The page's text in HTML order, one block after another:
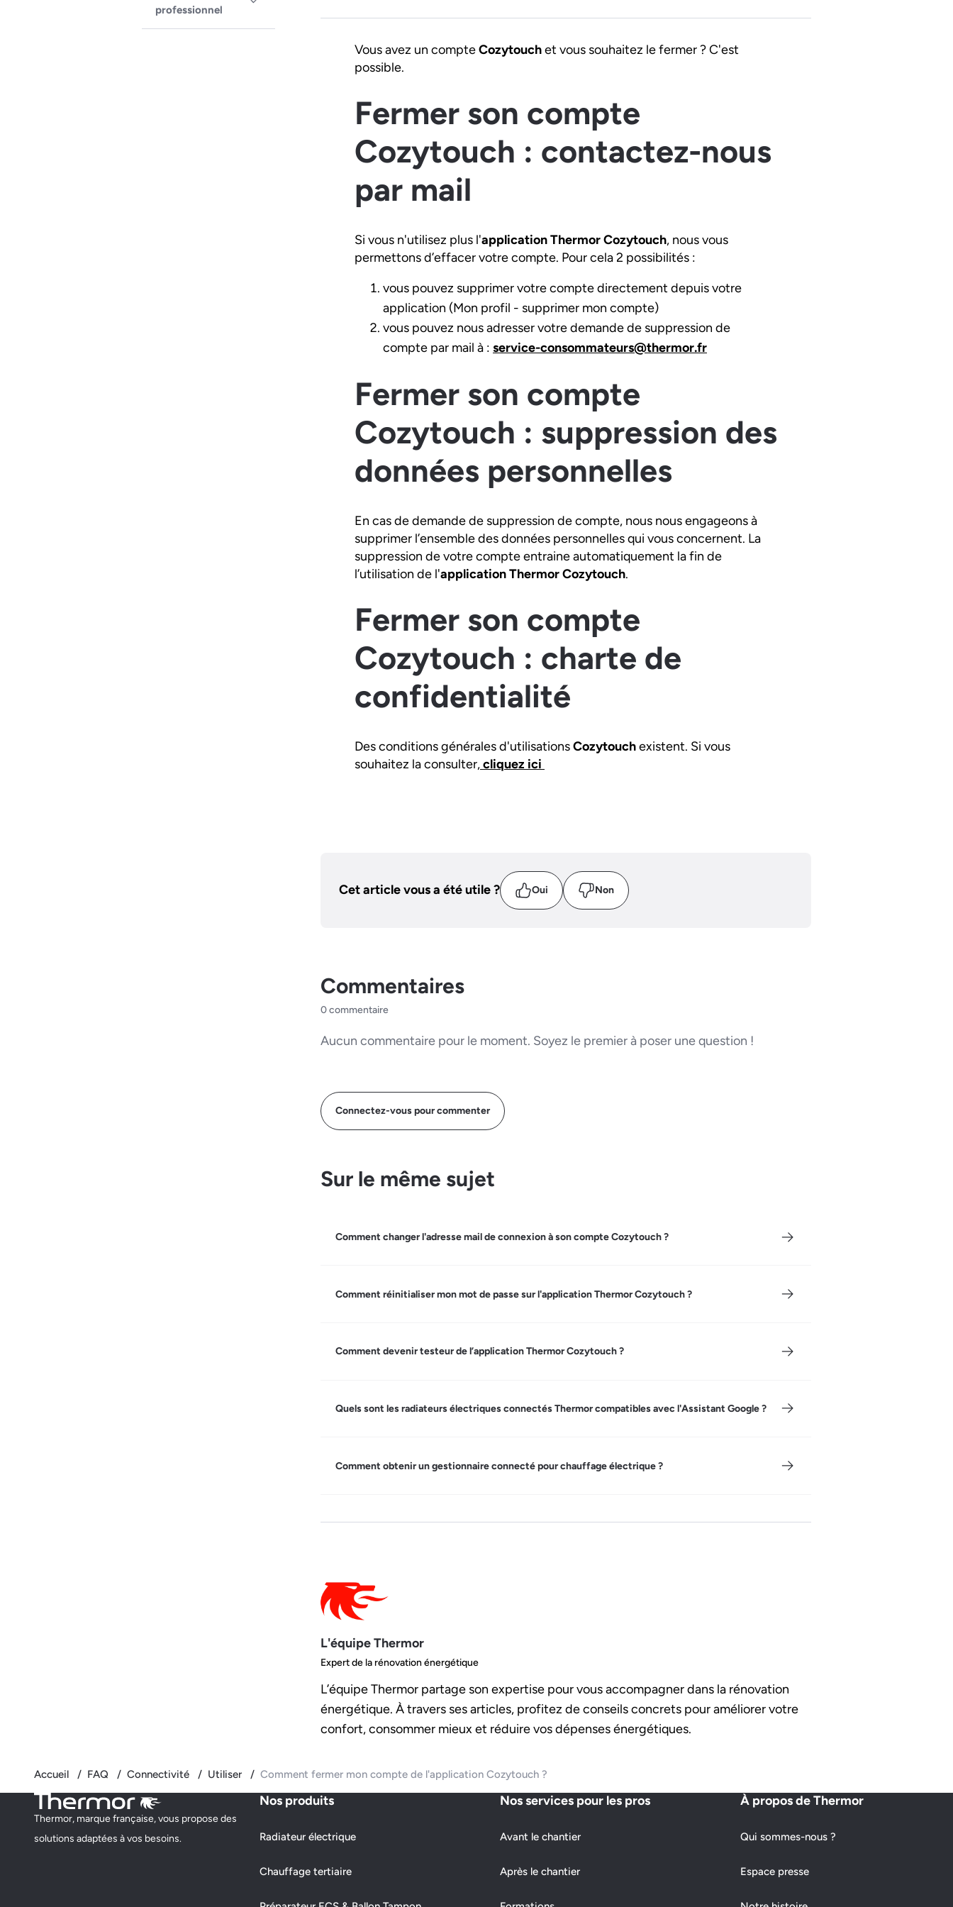
professionnel
Vous avez un compteCozytouchet vous souhaitez le fermer ? C'est
possible.
Fermer son compte
Cozytouch : contactez-nous
par mail
Si vous n'utilisez plus l'application Thermor Cozytouch, nous vous
permettons d’effacer votre compte. Pour cela 2 possibilités :
vous pouvez supprimer votre compte directement depuis votre
application (Mon profil - supprimer mon compte)
vous pouvez nous adresser votre demande de suppression de
compte par mail à : service-consommateurs@thermor.fr
Fermer son compte
Cozytouch : suppression des
données personnelles
En cas de demande de suppression de compte, nous nous engageons à
supprimer l’ensemble des données personnelles qui vous concernent. La
suppression de votre compte entraine automatiquement la fin de
l’utilisation de l'application Thermor Cozytouch.
Fermer son compte
Cozytouch : charte de
confidentialité
Des conditions générales d'utilisationsCozytouchexistent. Si vous
souhaitez la consulter,cliquez ici
Cet article vous a été utile ? Oui Non
Commentaires
0 commentaire
Aucun commentaire pour le moment. Soyez le premier à poser une question !
Connectez-vous pour commenter
Sur le même sujet
Comment changer l'adresse mail de connexion à son compte Cozytouch ?
Comment réinitialiser mon mot de passe sur l'application Thermor Cozytouch ?
Comment devenir testeur de l’application Thermor Cozytouch ?
Quels sont les radiateurs électriques connectés Thermor compatibles avec l'Assistant Google ?
Comment obtenir un gestionnaire connecté pour chauffage électrique ?
L'équipe Thermor
Expert de la rénovation énergétique
L’équipe Thermor partage son expertise pour vous accompagner dans la rénovation
énergétique. À travers ses articles, profitez de conseils concrets pour améliorer votre
confort, consommer mieux et réduire vos dépenses énergétiques.
Accueil FAQ Connectivité Utiliser Comment fermer mon compte de l'application Cozytouch ?
Thermor, marque française, vous propose des
solutions adaptées à vos besoins.
Nos produits
Radiateur électrique
Chauffage tertiaire
Nos services pour les pros
Avant le chantier
Après le chantier
À propos de Thermor
Qui sommes-nous ?
Espace presse